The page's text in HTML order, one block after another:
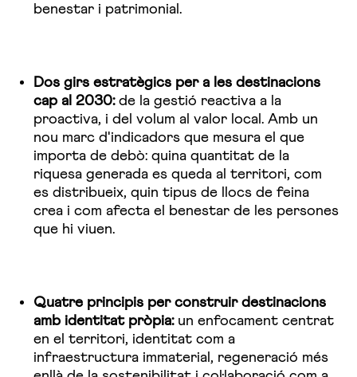
benestar i patrimonial.
Dos girs estratègics per a les destinacions
cap al 2030:de la gestió reactiva a la
proactiva, i del volum al valor local. Amb un
nou marc d'indicadors que mesura el que
importa de debò: quina quantitat de la
riquesa generada es queda al territori, com
es distribueix, quin tipus de llocs de feina
crea i com afecta el benestar de les persones
que hi viuen.
Quatre principis per construir destinacions
amb identitat pròpia:un enfocament centrat
en el territori, identitat com a
infraestructura immaterial, regeneració més